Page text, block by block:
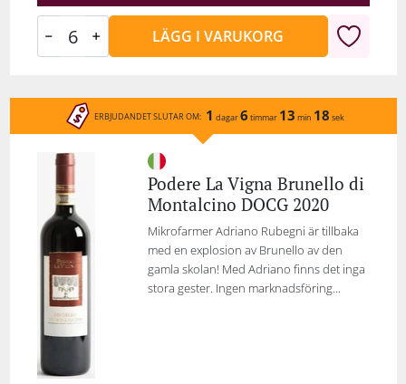
LÄGG I VARUKORG
ERBJUDANDET SLUTAR OM: 1 dagar6 timmar 13 min 18 sek
Podere La Vigna Brunello di
Montalcino DOCG 2020
Mikrofarmer Adriano Rubegni är tillbaka
med en explosion av Brunello av den
gamla skolan! Med Adriano finns det inga
stora gester. Ingen marknadsföring...